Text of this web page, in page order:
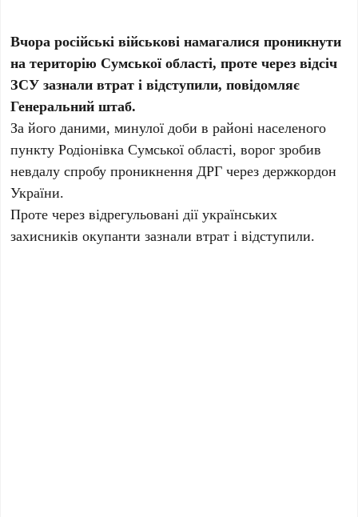
Вчора російські військові намагалися проникнути
на територію Сумської області, проте через відсіч
ЗСУ зазнали втрат і відступили, повідомляє
Генеральний штаб.
За його даними, минулої доби в районі населеного
пункту Родіонівка Сумської області, ворог зробив
невдалу спробу проникнення ДРГ через держкордон
України.
Проте через відрегульовані дії українських
захисників окупанти зазнали втрат і відступили.